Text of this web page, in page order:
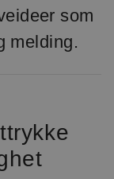
som
melding.